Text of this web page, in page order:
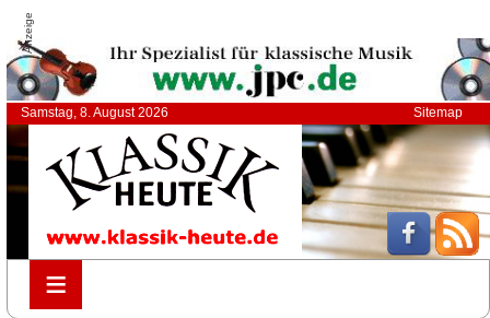
Anzeige
Samstag, 8. August 2026 Sitemap
≡
≡